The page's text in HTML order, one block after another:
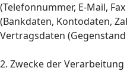
(Telefonnummer, E-Mail,
(Bankdaten, Kontodaten,
Vertragsdaten
2. Zwecke der Verarbeitung